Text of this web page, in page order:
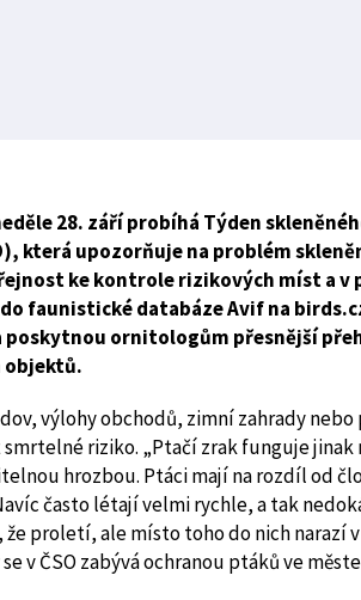
28. září probíhá Týden
která upozorňuje na problém
ke kontrole rizikových míst a v
faunistické databáze Avif na
poskytnou ornitologům přesnější
výlohy obchodů, zimní zahrady
riziko. „Ptačí zrak funguje
hrozbou. Ptáci mají na rozdíl od
často létají velmi rychle, a tak
že proletí, ale místo toho do nich narazí
v ČSO zabývá ochranou ptáků ve